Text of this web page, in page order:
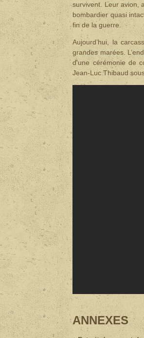
survivent. Leur avion,
bombardier quasi
fin de la guerre.
Aujourd’hui, la
grandes marées.
d'une cérémonie de
Jean-Luc Thibaud
ANNEXES